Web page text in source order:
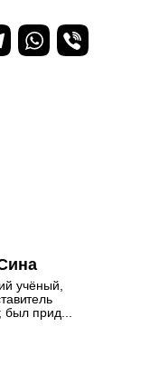
учёный,
был прид...